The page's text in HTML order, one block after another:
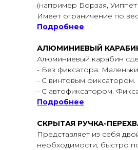
(например Борзая,
Имеет ограничение по
Подробнее
АЛЮМИНИЕВЫЙ
Алюминиевый карабин
- Без фиксатора.
- С винтовым фиксатором.
- С автофиксатором.
Подробнее
СКРЫТАЯ РУЧКА-
Представляет из себя
необходимости, быстро